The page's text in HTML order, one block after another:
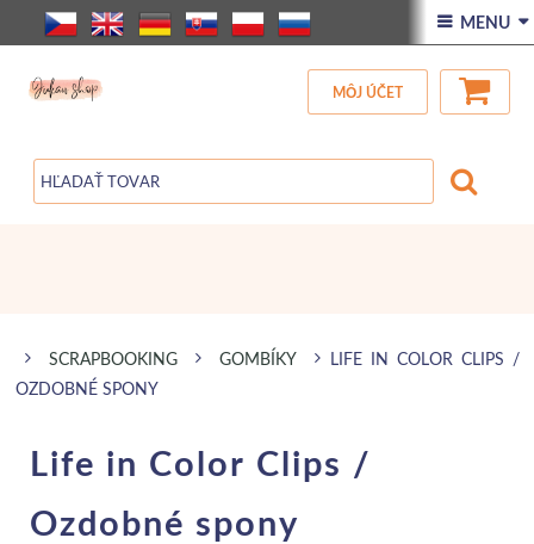
ÚVOD
VŠETOK TOVAR
ZĽAVA BLOG
 MENU 
MÔJ ÚČET
SCRAPBOOKING GOMBÍKY
LIFE IN COLOR CLIPS /
OZDOBNÉ SPONY
Life in Color Clips /
Ozdobné spony